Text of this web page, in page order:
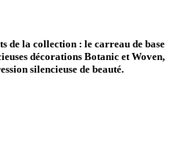
de la collection : le carreau de base
décorationsBotanicet Woven,
silencieuse de beauté.